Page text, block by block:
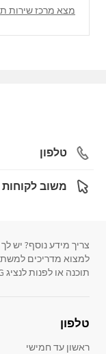
מצא מרכז שירות
טלפון
משוב לקוחות
צריך מידע נוסף? יש
למצוא מדריכים
תוכנה או לפנות לנציג LG הנמצא במרחק קליק אחד.
טלפון
ראשון עד חמישי